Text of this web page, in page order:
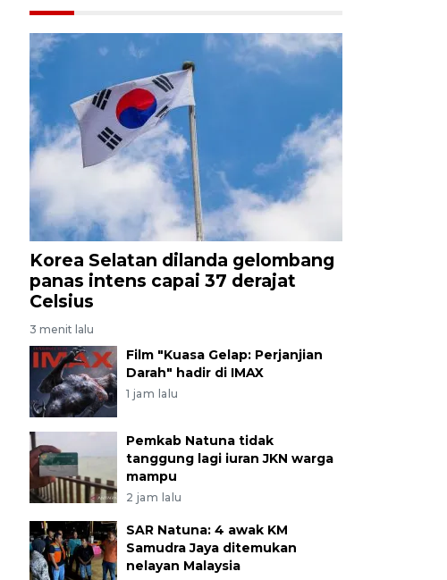
Korea Selatan dilanda gelombang
panas intens capai 37 derajat
Celsius
3 menit lalu
Film "Kuasa Gelap: Perjanjian
Darah" hadir di IMAX
1 jam lalu
Pemkab Natuna tidak
tanggung lagi iuran JKN warga
mampu
2 jam lalu
SAR Natuna: 4 awak KM
Samudra Jaya ditemukan
nelayan Malaysia